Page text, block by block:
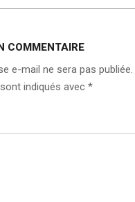
COMMENTAIRE
e-mail ne sera pas publiée.
indiqués avec *